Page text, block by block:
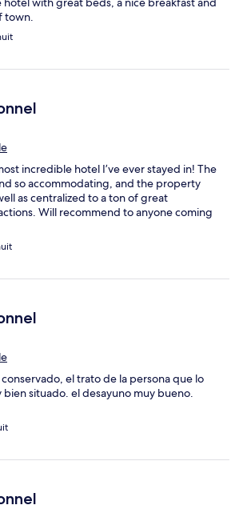
town.
incredible hotel I’ve ever stayed in! The
so accommodating, and the property
as centralized to a ton of great
Will recommend to anyone coming
el trato de la persona que lo
bien situado. el desayuno muy bueno.